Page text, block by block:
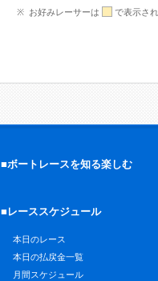
お好みレーサーは で表示さ
■ボートレースを知る楽しむ
■レーススケジュール
本日のレース
本日の払戻金一覧
月間スケジュール